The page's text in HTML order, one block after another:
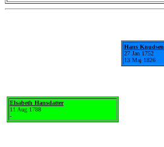
Elsabeth Hansdatter
11 Aug 1788
-
Hans Knudsen
27 Jan 1752
13 Maj 1826